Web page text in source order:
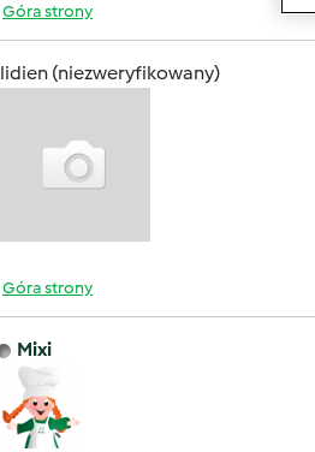
Góra strony
lidien (niezweryfikowany)
Góra strony
Mixi